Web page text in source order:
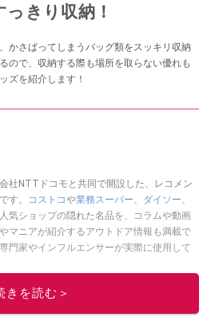
きり収納！
かさばってしまうバッグ類をスッキリ収納
ので、収納する際も場所を取らない優れも
ズを紹介します！
社NTTドコモと共同で開設した、レコメン
す。
コストコや業務スーパー、 ダイソー、
気ショップの隠れた名品を、コラムや動画
マニアが紹介するアウトドア情報も満載で
門家やインフルエンサーが実際に使用して
きを読む＞